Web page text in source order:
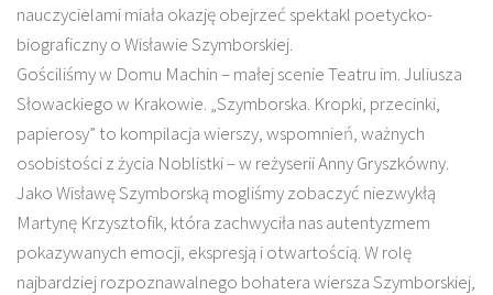
nauczycielami miała okazję obejrzeć spektakl poetycko-
biograficzny o Wisławie Szymborskiej.
Gościliśmy w Domu Machin – małej scenie Teatru im. Juliusza
Słowackiego w Krakowie. „Szymborska. Kropki, przecinki,
papierosy” to kompilacja wierszy, wspomnień, ważnych
osobistości z życia Noblistki – w reżyserii Anny Gryszkówny.
Jako Wisławę Szymborską mogliśmy zobaczyć niezwykłą
Martynę Krzysztofik, która zachwyciła nas autentyzmem
pokazywanych emocji, ekspresją i otwartością. W rolę
najbardziej rozpoznawalnego bohatera wiersza Szymborskiej,